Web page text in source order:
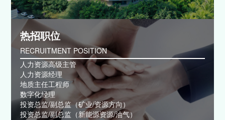
热招职位
RECRUITMENT POSITION
人力资源高级主管
人力资源经理
地质主任工程师
数字化经理
投资总监/副总监（矿业/资源方向）
投资总监/副总监（新能源资源/油气）